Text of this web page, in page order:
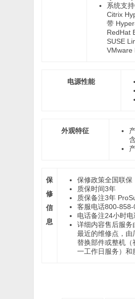
系统支持
Citrix
带
RedHat
SUSE
VMware
电源性能
外观特征
保
修
信
息
保修政策全国联保
质保时间3年
质保备注3年
客服电话800-858-
电话备注24小时电
详细内容售后服务
最近的维修点，由
替换部件或整机（
一工作日服务）和